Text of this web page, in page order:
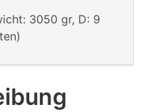
3050 gr, D: 9